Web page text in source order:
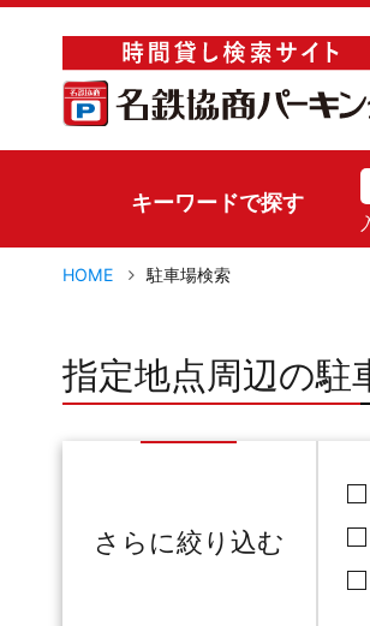
キーワードで探す
HOME 駐車場検索
指定地点周辺の駐
さらに絞り込む